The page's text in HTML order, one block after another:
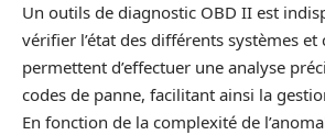
Un outils de diagnostic OBD II est
vérifier l’état des différents systèmes et
permettent d’effectuer une analyse
codes de panne, facilitant ainsi la
En fonction de la complexité de